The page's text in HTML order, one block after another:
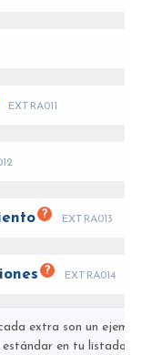
EXTRA011
? EXTRA013
? EXTRA014
extra son un
estándar en tu listado